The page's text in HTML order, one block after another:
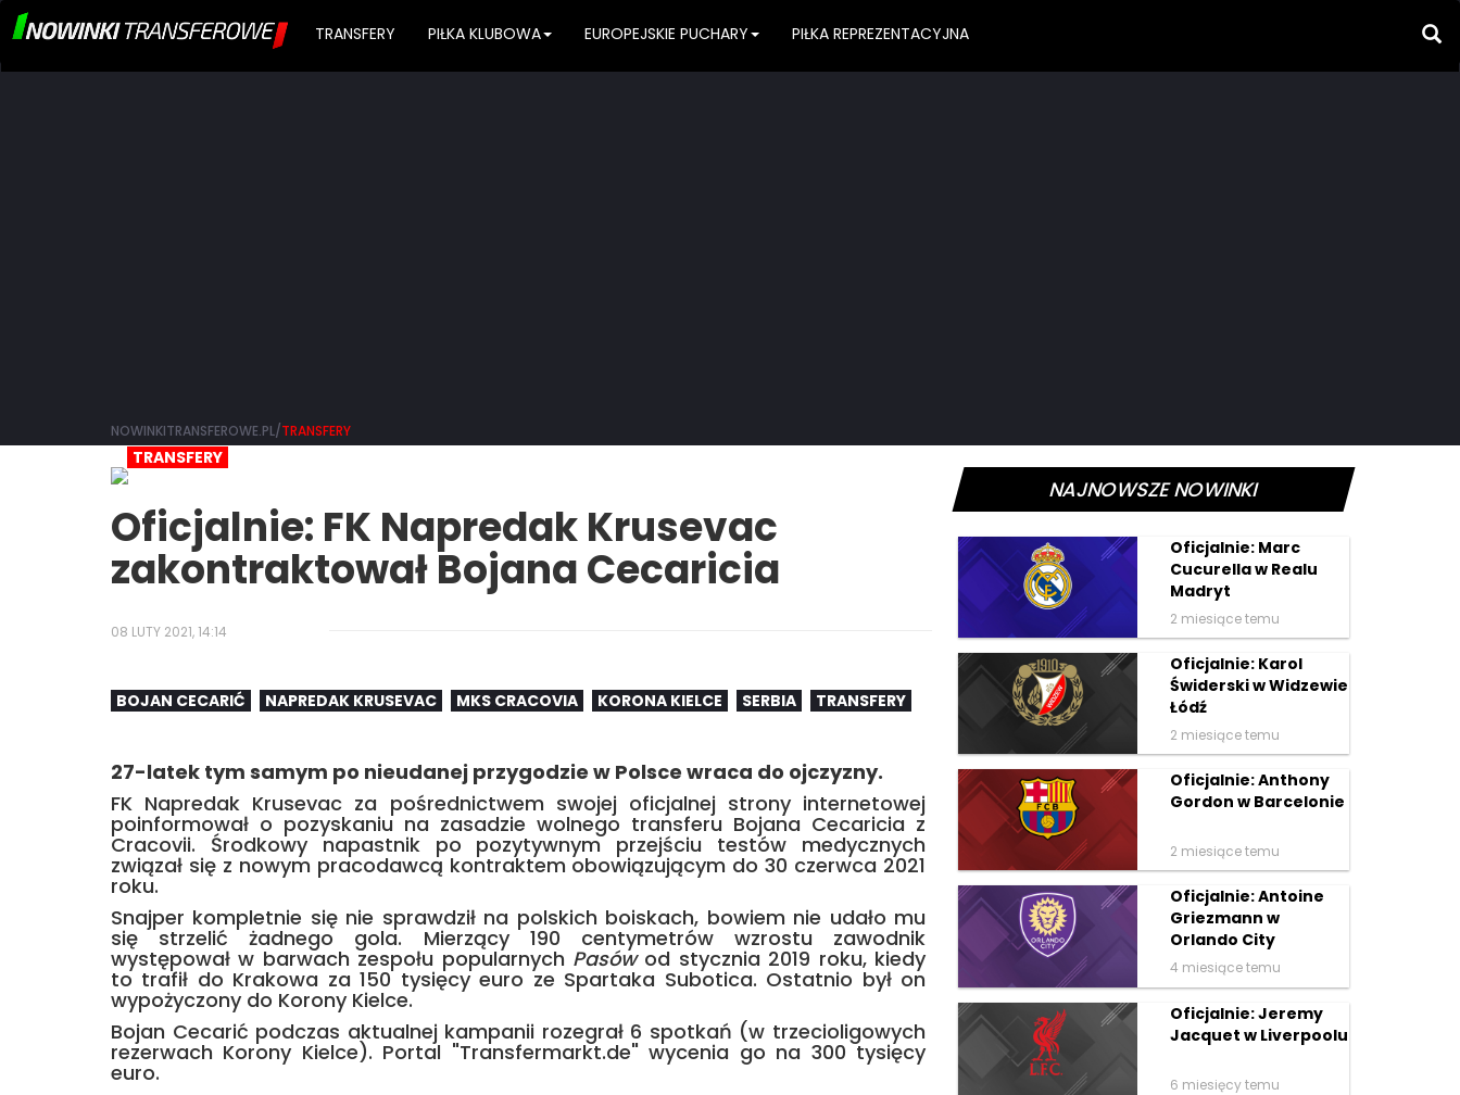
TRANSFERY PIŁKA KLUBOWA EUROPEJSKIE PUCHARY PIŁKA REPREZENTACYJNA
NOWINKITRANSFEROWE.PL/TRANSFERY
TRANSFERY
Oficjalnie: FK Napredak Krusevac
zakontraktował Bojana Cecaricia
08 LUTY 2021, 14:14
BOJAN CECARIĆ NAPREDAK KRUSEVAC MKS CRACOVIA KORONA KIELCE SERBIA TRANSFERY
27-latek tym samym po nieudanej przygodzie w Polsce wraca do ojczyzny.
FK Napredak Krusevac za pośrednictwem swojej oficjalnej strony internetowej
poinformował o pozyskaniu na zasadzie wolnego transferu Bojana Cecaricia z
Cracovii. Środkowy napastnik po pozytywnym przejściu testów medycznych
związał się z nowym pracodawcą kontraktem obowiązującym do 30 czerwca 2021
roku.
Snajper kompletnie się nie sprawdził na polskich boiskach, bowiem nie udało mu
się strzelić żadnego gola. Mierzący 190 centymetrów wzrostu zawodnik
występował w barwach zespołu popularnych Pasówod stycznia 2019 roku, kiedy
to trafił do Krakowa za 150 tysięcy euro ze Spartaka Subotica. Ostatnio był on
wypożyczony do Korony Kielce.
Bojan Cecarić podczas aktualnej kampanii rozegrał 6 spotkań (w trzecioligowych
rezerwach Korony Kielce). Portal "Transfermarkt.de" wycenia go na 300 tysięcy
euro.
NAJNOWSZE NOWINKI
Oficjalnie: Marc
Cucurella w Realu
Madryt
2 miesiące temu
Oficjalnie: Karol
Świderski w Widzewie
Łódź
2 miesiące temu
Oficjalnie: Anthony
Gordon w Barcelonie
2 miesiące temu
Oficjalnie: Antoine
Griezmann w
Orlando City
4 miesiące temu
Oficjalnie: Jeremy
Jacquet w Liverpoolu
6 miesięcy temu